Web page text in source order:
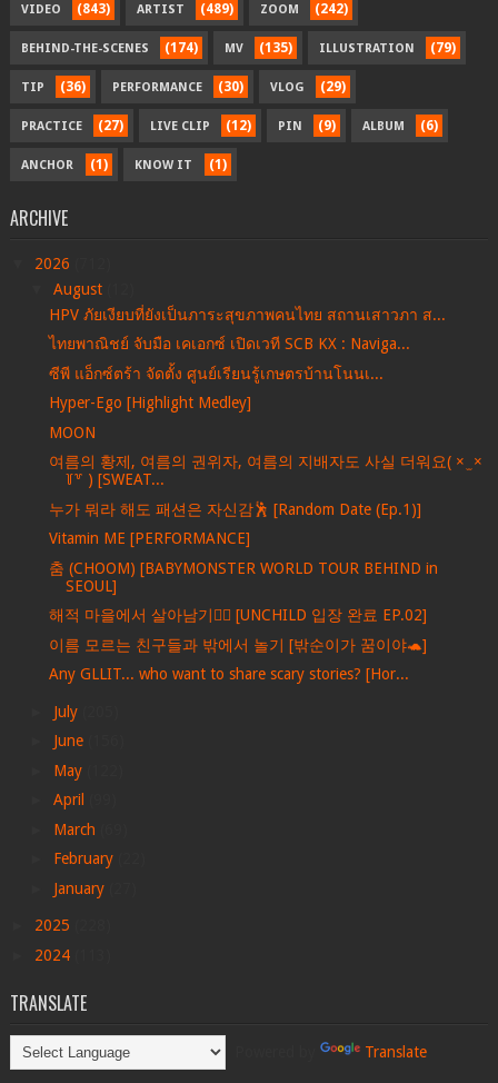
VIDEO (843) ARTIST (489) ZOOM (242)
BEHIND-THE-SCENES (174) MV (135) ILLUSTRATION (79)
TIP (36) PERFORMANCE (30) VLOG (29)
PRACTICE (27) LIVE CLIP (12) PIN (9) ALBUM (6)
ANCHOR (1) KNOW IT (1)
ARCHIVE
2026
August
HPV ภัยเงียบที่ยังเป็นภาระสุขภาพคนไทย สถานเสาวภา ส...
ไทยพาณิชย์ จับมือ เคเอกซ์ เปิดเวที SCB KX : Naviga...
ซีพี แอ็กซ์ตร้า จัดตั้ง ศูนย์เรียนรู้เกษตรบ้านโนนเ...
Hyper-Ego [Highlight Medley]
MOON
여름의 황제, 여름의 권위자, 여름의 지배자도 사실 더워요( × ̫ ×
꒦꒷ ) [SWEAT...
누가 뭐라 해도 패션은 자신감🕺 [Random Date (Ep.1)]
Vitamin ME [PERFORMANCE]
춤 (CHOOM) [BABYMONSTER WORLD TOUR BEHIND in
SEOUL]
해적 마을에서 살아남기🏴‍☠️ [UNCHILD 입장 완료 EP.02]
이름 모르는 친구들과 밖에서 놀기 [밖순이가 꿈이야🐢]
Any GLLIT... who want to share scary stories? [Hor...
July
June
May
April
March
February
January
2025
2024
TRANSLATE
Translate